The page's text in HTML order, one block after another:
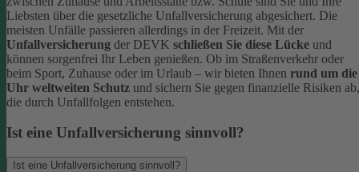
Liebsten über die gesetzliche Unfallversicherung abgesichert. Die
meisten Unfälle passieren allerdings in der Freizeit. Mit der
Unfallversicherung der DEVK schließen Sie diese Lücke und
können sorgenfrei Ihr Leben genießen. Ob im Straßenverkehr oder
beim Sport, Zuhause oder im Urlaub – wir bieten Ihnen rund um die
Uhr weltweiten Schutz und sichern Sie gegen finanzielle Risiken ab,
die durch Unfallfolgen entstehen.
Ist eine Unfallversicherung sinnvoll?
Ist eine Unfallversicherung sinnvoll?